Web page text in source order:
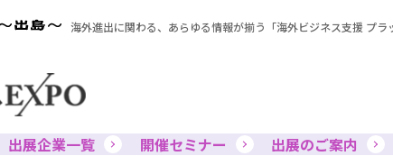
海外進出に関わる、あらゆる情報が揃う「海外ビジネス支援 プラ
出展企業一覧 開催セミナー 出展のご案内